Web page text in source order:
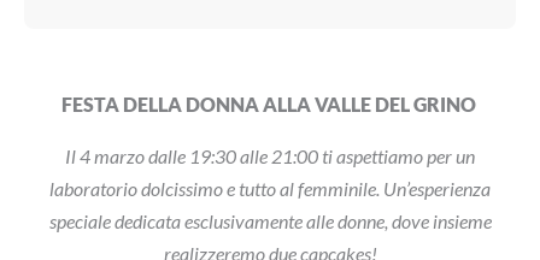
FESTA DELLA DONNA ALLA VALLE DEL GRINO
Il 4 marzo dalle 19:30 alle 21:00 ti aspettiamo per un
laboratorio dolcissimo e tutto al femminile. Un’esperienza
speciale dedicata esclusivamente alle donne, dove insieme
realizzeremo due capcakes!